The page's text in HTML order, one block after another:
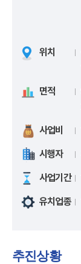
위치
면적
사업비
시행자
사업기간
유치업종
추진상황